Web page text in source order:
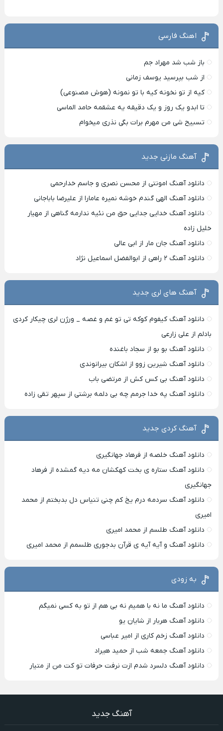
اهنگ فارسی
باز شب شد مهراد جم
از شب بپرسید یوسف زمانی
کیه از تو نخونه کیه با تو نمونه (هوش مصنوعی)
تا ابدو یک روز و یک دقیقه یه عشقمه حامد الماسی
تسبیح شی من مهرم برات بگی نذری میخوام
آهنگ مازنی جدید
دانلود آهنگ امونتی از محسن نصری و جاسم خدارحمی
دانلود آهنگ الهی گندم خوشه نمیره عامارا از علیرضا باباجانی
دانلود آهنگ خدایی جدایی حق من نئیه ندارمه گناهی از مهیار
خلیل زاده
دانلود آهنگ جان مار از ابی عالی
دانلود آهنگ ۲ راهی از ابوالفضل اسماعیل نژاد
آهنگ های لری جدید
دانلود آهنگ کیفوم کوکه تی تو غم و غصه _ ورژن لری چیکار کردی
بادلم از علی زارعی
دانلود آهنگ بو بو از سجاد باغنده
دانلود آهنگ شیرین زوو از اشکان بیرانوندی
دانلود آهنگ بی کس کش از مرتضی باب
دانلود آهنگ په خدا جرمم چه بی دلمه برشتی از سپهر تقی زاده
آهنگ کردی جدید
دانلود آهنگ خلصه از فرهاد جهانگیری
دانلود آهنگ ستاره ی بخت کهکشان مه دیه گمشده از فرهاد
جهانگیری
دانلود آهنگ سردمه درم یخ کم چنی تنیاس دل بدبختم از محمد
امیری
دانلود آهنگ طلسم از محمد امیری
دانلود آهنگ و آیه آیه ی قرآن بدجوری طلسمم از محمد امیری
به زودی
دانلود آهنگ ما نه با همیم نه بی هم از تو به کسی نمیگم
دانلود آهنگ هربار از شایان یو
دانلود آهنگ زخم کاری از امیر عباسی
دانلود آهنگ جمعه شب از حمید هیراد
دانلود آهنگ دلسرد شدم ازت نرفت حرفات تو کت من از متیار
آهنگ جدید